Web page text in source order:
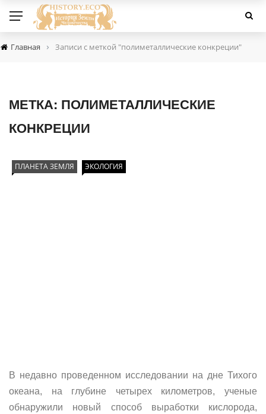
Главная › Записи с меткой "полиметаллические конкреции"
МЕТКА: ПОЛИМЕТАЛЛИЧЕСКИЕ
КОНКРЕЦИИ
ПЛАНЕТА ЗЕМЛЯ ЭКОЛОГИЯ
В недавно проведенном исследовании на дне Тихого
океана, на глубине четырех километров, ученые
обнаружили новый способ выработки кислорода,